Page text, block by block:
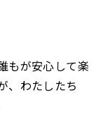
もが安心して楽
、わたしたち